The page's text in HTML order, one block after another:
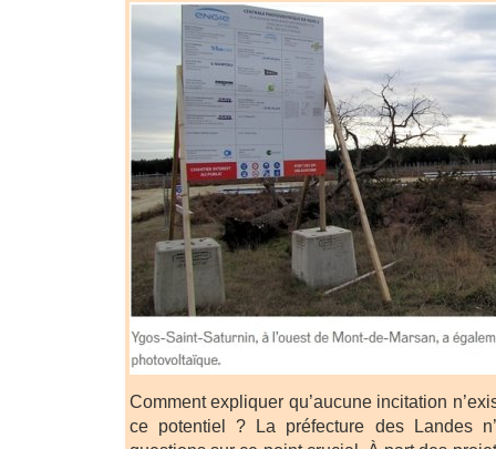
Comment expliquer qu’aucune incitation
ce potentiel ? La préfecture des Landes